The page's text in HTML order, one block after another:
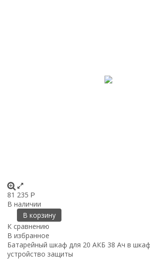
81 235 Р
В наличии
В корзину
К сравнению
В избранное
Батарейный шкаф для 20 АКБ 38 Ач в
устройство защиты